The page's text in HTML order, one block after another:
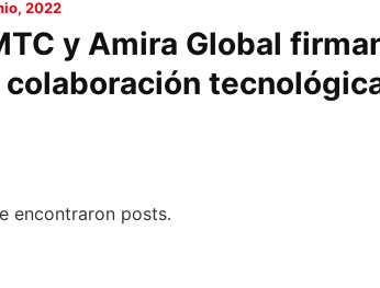
2022
y Amira Global
colaboración
encontraron posts.